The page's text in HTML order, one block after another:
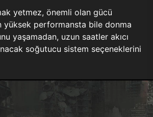
yetmez, önemli olan gücü
yüksek performansta bile donma
yaşamadan, uzun saatler akıcı
soğutucu sistem seçeneklerini